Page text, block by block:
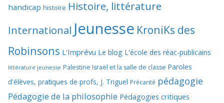
handicap histoire Histoire, littérature
International Jeunesse KroniKs des
Robinsons L'Imprévu Le blog L'école des réac-publicains
littérature jeunesse Palestine Israël et la salle de classe Paroles
d'élèves, pratiques de profs, J. Triguel Précarité pédagogie
Pédagogie de la philosophie Pédagogies critiques